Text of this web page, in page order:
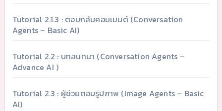
Tutorial 2.1.3 : ตอบกลับคอมเมนต์ (Conversation
Agents – Basic AI)
Tutorial 2.2 : บทสนทนา (Conversation Agents –
Advance AI )
Tutorial 2.3 : ผู้ช่วยตอบรูปภาพ (Image Agents – Basic
AI)